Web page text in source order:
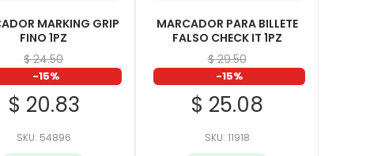
MARKING GRIP
FINO 1PZ
$ 24.50
-15%
$ 20.83
SKU: 54896
MARCADOR PARA BILLETE
FALSO CHECK IT 1PZ
$ 29.50
-15%
$ 25.08
SKU: 11918